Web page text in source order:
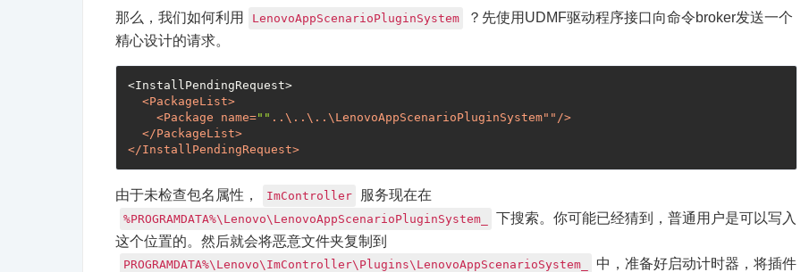
那么，我们如何利用 LenovoAppScenarioPluginSystem
？先使用UDMF驱动程序接口向命令broker发送一个
精心设计的请求。
<InstallPendingRequest>
<PackageList>
<Package name="" .. \ .. \ .. \ LenovoAppScenarioPluginSystem""/>
</PackageList>
</InstallPendingRequest>
由于未检查包名属性， ImController 服务现在在
%PROGRAMDATA%\Lenovo\LenovoAppScenarioPluginSystem_
下搜索。你可能已经猜到，普通用户是可以写入
这个位置的。然后就会将恶意文件夹复制到
PROGRAMDATA%\Lenovo\ImController\Plugins\LenovoAppScenarioSystem_
中，准备好启动计时器，将插件